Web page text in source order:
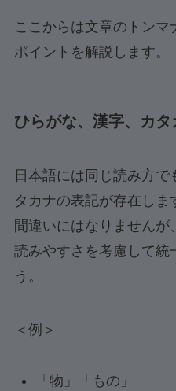
ここからは文章のトン
ポイントを解説します。
ひらがな、漢字、カ
日本語には同じ読み方
タカナの表記が存在しま
間違いにはなりません
読みやすさを考慮して統
う。
＜例＞
「物」「もの」